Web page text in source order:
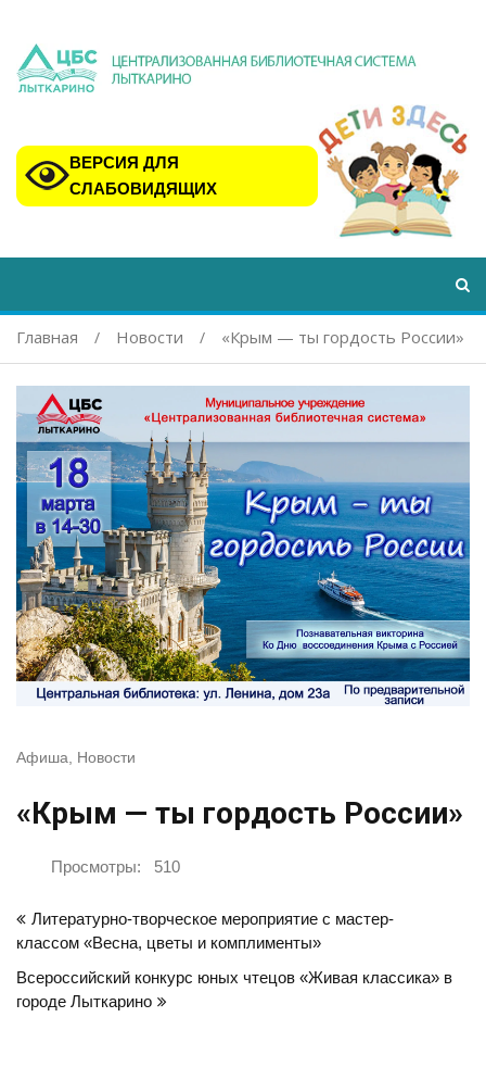
ВЕРСИЯ ДЛЯ
СЛАБОВИДЯЩИХ
Главная Новости «Крым — ты гордость России»
Афиша, Новости
«Крым — ты гордость России»
Просмотры: 510
по
записям
Литературно-творческое мероприятие с мастер-
классом «Весна, цветы и комплименты»
Всероссийский конкурс юных чтецов «Живая классика» в
городе Лыткарино